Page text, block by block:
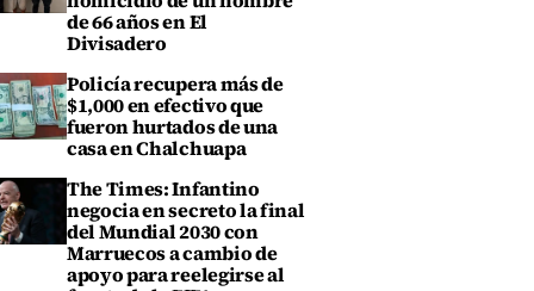
de 66 años en El
Divisadero
Policía recupera más de
$1,000 en efectivo que
fueron hurtados de una
casa en Chalchuapa
The Times: Infantino
negocia en secreto la final
del Mundial 2030 con
Marruecos a cambio de
apoyo para reelegirse al